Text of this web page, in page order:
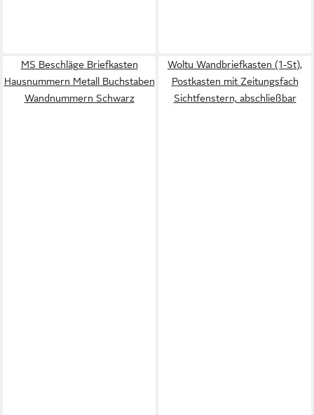
MS Beschläge Briefkasten
Hausnummern Metall Buchstaben
Wandnummern Schwarz
Woltu Wandbriefkasten (1-St),
Postkasten mit Zeitungsfach
Sichtfenstern, abschließbar